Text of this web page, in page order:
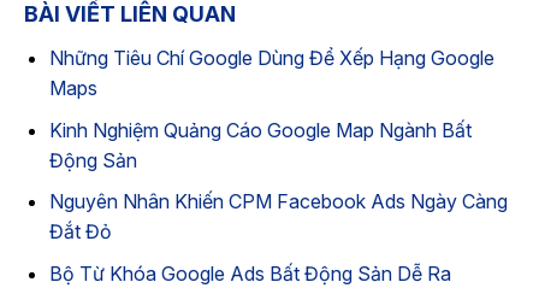
BÀI VIẾT LIÊN QUAN
Những Tiêu Chí Google Dùng Để Xếp Hạng Google
Maps
Kinh Nghiệm Quảng Cáo Google Map Ngành Bất
Động Sản
Nguyên Nhân Khiến CPM Facebook Ads Ngày Càng
Đắt Đỏ
Bộ Từ Khóa Google Ads Bất Động Sản Dễ Ra